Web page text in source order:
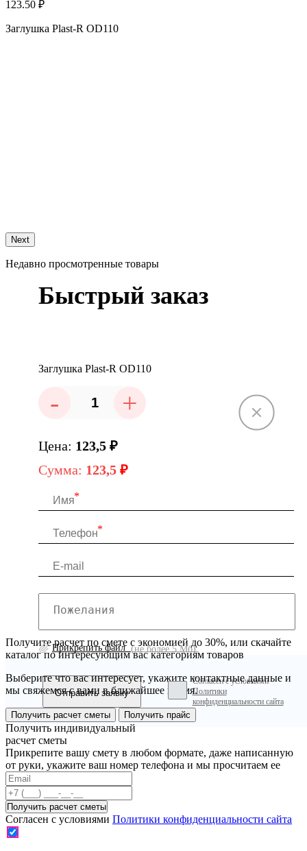
123.50 ₽
Заглушка Plast-R OD110
Next
Недавно просмотренные товары
Быстрый заказ
Заглушка Plast-R OD110
- +
Цена: 123,5 ₽
Сумма: 123,5 ₽
Прикрепить файл(не более 5 Мб)
Согласен с условиями
Политики
конфиденциальности сайта
Получите расчет по смете с экономией до 30%, или скачайте
каталог по интересующим вас категориям товаров
Выберите что вас интересует, укажите контактные данные и
мы свяжемся с вами в ближайшее время.
Получить расчет сметы Получить прайс
Получить индивидуальный
расчет сметы
Прикрепите вашу смету в любом формате, даже написанную
от руки, укажите ваш номер телефона и мы просчитаем ее
Согласен с условиями Политики конфиденциальности сайта